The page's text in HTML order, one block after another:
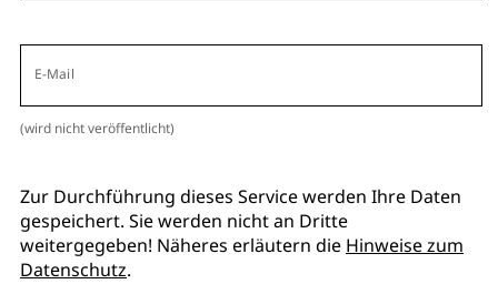
E-Mail
(wird nicht veröffentlicht)
Zur Durchführung dieses Service werden Ihre Daten
gespeichert. Sie werden nicht an Dritte
weitergegeben! Näheres erläutern die Hinweise zum
Datenschutz.